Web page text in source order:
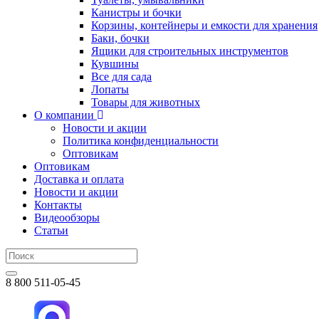
Канистры и бочки
Корзины, контейнеры и емкости для хранения
Баки, бочки
Ящики для строительных инструментов
Кувшины
Все для сада
Лопаты
Товары для животных
О компании
Новости и акции
Политика конфиденциальности
Оптовикам
Оптовикам
Доставка и оплата
Новости и акции
Контакты
Видеообзоры
Статьи
8 800 511-05-45